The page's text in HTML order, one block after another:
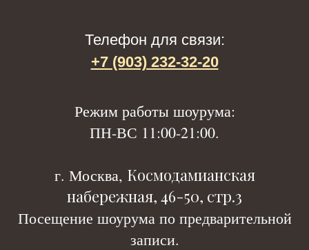
Телефон для связи:
+7 (903) 232-32-20
Режим работы шоурума:
ПН-ВС 11:00-21:00.
г. Москва, Космодамианская
набережная, 46-50, стр.3
Посещение шоурума по предварительной
записи.